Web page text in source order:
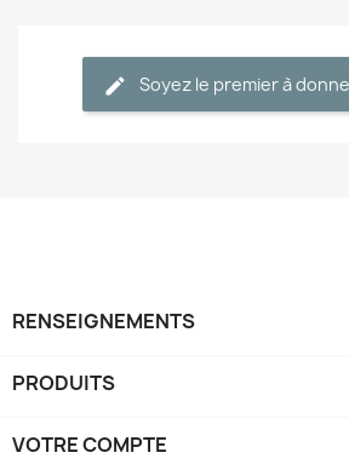
Soyez le premier à
RENSEIGNEMENTS
PRODUITS
VOTRE COMPTE